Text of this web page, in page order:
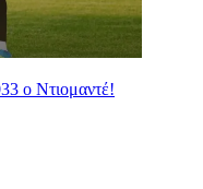
ο Ντιομαντέ!